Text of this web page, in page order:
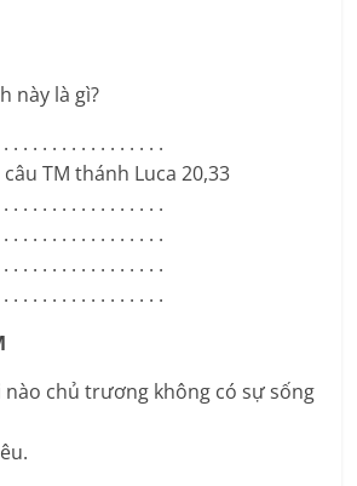
này là gì?
. . . . . . . . . . . . . . . .
TM thánh Luca 20,33
. . . . . . . . . . . . . . . .
. . . . . . . . . . . . . . . .
. . . . . . . . . . . . . . . .
. . . . . . . . . . . . . . . .
chủ trương không có sự sống